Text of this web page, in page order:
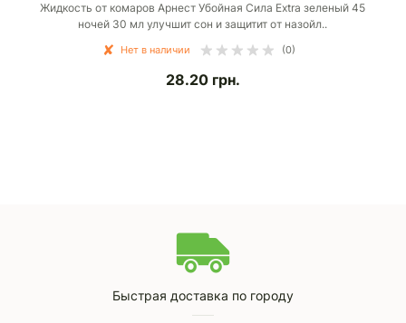
Жидкость от комаров Арнест Убойная Сила Extra зеленый 45
ночей 30 мл улучшит сон и защитит от назойл..
Нет в наличии (0)
28.20 грн.
Быстрая доставка по городу